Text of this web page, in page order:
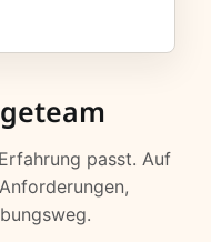
passt. Auf